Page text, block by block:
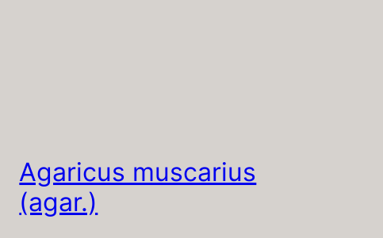
Agaricus muscarius
(agar.)